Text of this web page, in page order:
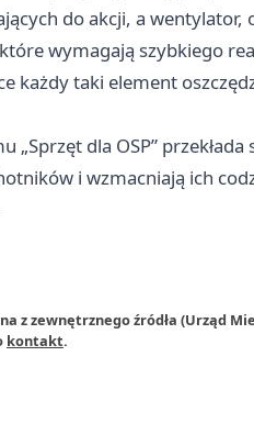
do akcji, a wentylator,
wymagają szybkiego
każdy taki element
dla OSP”
i wzmacniają ich
z zewnętrznego źródła (Urząd
kontakt.